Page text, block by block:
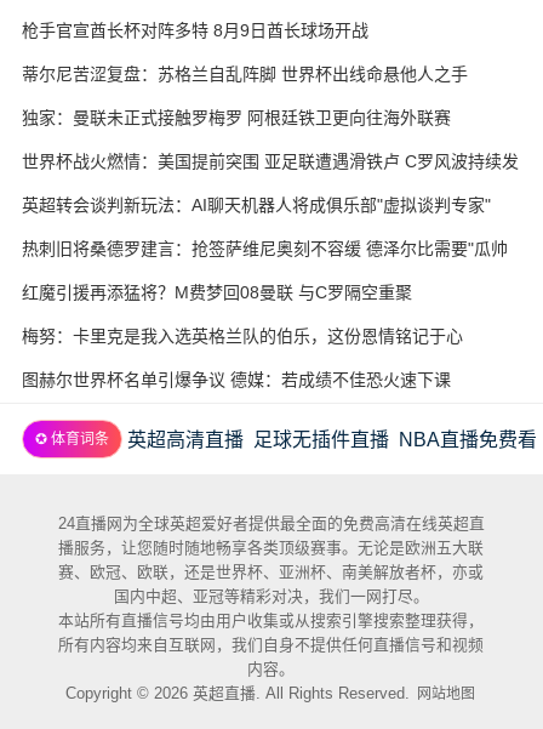
枪手官宣酋长杯对阵多特 8月9日酋长球场开战
蒂尔尼苦涩复盘：苏格兰自乱阵脚 世界杯出线命悬他人之手
独家：曼联未正式接触罗梅罗 阿根廷铁卫更向往海外联赛
世界杯战火燃情：美国提前突围 亚足联遭遇滑铁卢 C罗风波持续发
酵
英超转会谈判新玩法：AI聊天机器人将成俱乐部"虚拟谈判专家"
热刺旧将桑德罗建言：抢签萨维尼奥刻不容缓 德泽尔比需要"瓜帅
式"耐心
红魔引援再添猛将？M费梦回08曼联 与C罗隔空重聚
梅努：卡里克是我入选英格兰队的伯乐，这份恩情铭记于心
图赫尔世界杯名单引爆争议 德媒：若成绩不佳恐火速下课
✪ 体育词条 英超高清直播 足球无插件直播 NBA直播免费看
24直播网为全球英超爱好者提供最全面的免费高清在线英超直
播服务，让您随时随地畅享各类顶级赛事。无论是欧洲五大联
赛、欧冠、欧联，还是世界杯、亚洲杯、南美解放者杯，亦或
国内中超、亚冠等精彩对决，我们一网打尽。
本站所有直播信号均由用户收集或从搜索引擎搜索整理获得，
所有内容均来自互联网，我们自身不提供任何直播信号和视频
内容。
Copyright © 2026 英超直播. All Rights Reserved.
网站地图